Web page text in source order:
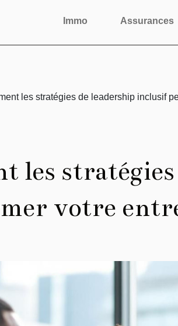
Immo Assurances
les stratégies de leadership inclusif
les
votre